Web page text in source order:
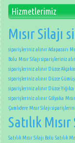
Hizmetlerimiz
Mısır Silajı
siparişleriniz alınır Adapazarı
Bolu Mısır Silajı siparişleriniz
siparişleriniz alınır Düzce
siparişleriniz alınır Düzce
siparişleriniz alınır Düzce Yığılca
siparişleriniz alınır Gölyaka
Çamlıdere Mısır Silajı
Satılık Mısır
Satılık Mısır Silajı Bolu Satılık